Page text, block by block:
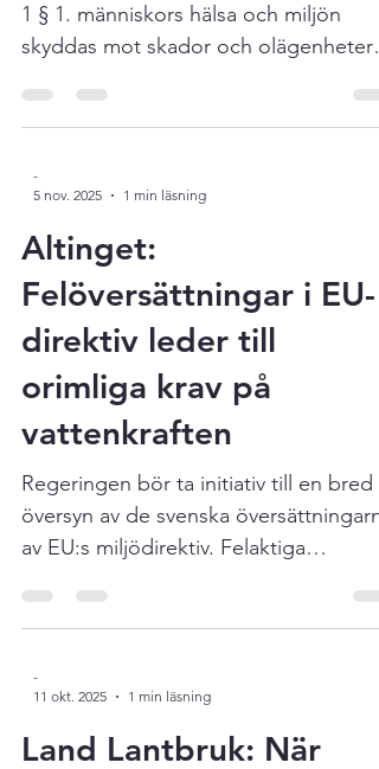
Är det förenligt med miljöbalkens 1
1 § 1. människors hälsa och miljön
skyddas mot skador och olägenheter
oavsett om dessa orsakas av
myndigheterna driver enskilda
här !
5 nov. 2025
1 min läsning
Altinget:
Felöversättningar i EU-
direktiv leder till
orimliga krav på
vattenkraften
Regeringen bör ta initiativ till en bred
översyn av de svenska översättningarna
av EU:s miljödirektiv. Felaktiga
översättningar inom
småskaliga kraftverk och hotar
Hellström och Magnus Olofsson,
11 okt. 2025
1 min läsning